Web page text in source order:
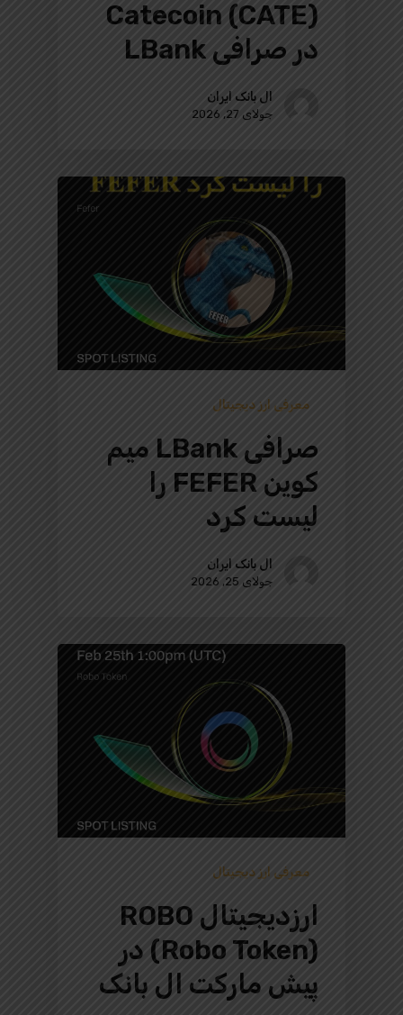
Catecoin (CATE)
در صرافی LBank
ال بانک ایران
جولای 27, 2026
معرفی ارز دیجیتال
صرافی LBank میم
کوین FEFER را
لیست کرد
ال بانک ایران
جولای 25, 2026
معرفی ارز دیجیتال
ارزدیجیتال ROBO
(Robo Token) در
پیش‌ مارکت ال بانک